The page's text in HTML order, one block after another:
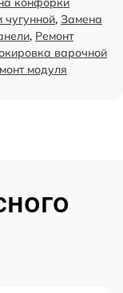
, Замена
, Ремонт
варочной
модуля